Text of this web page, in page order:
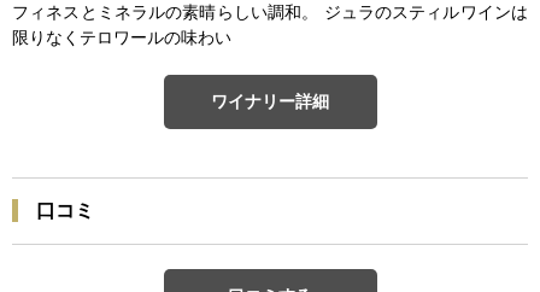
フィネスとミネラルの素晴らしい調和。 ジュラのスティルワインは
限りなくテロワールの味わい
ワイナリー詳細
口コミ